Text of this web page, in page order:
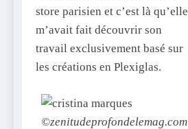
store parisien et c’est là qu’elle
m’avait fait découvrir son
travail exclusivement basé sur
les créations en Plexiglas.
©zenitudeprofondelemag.com